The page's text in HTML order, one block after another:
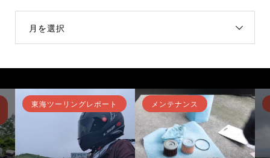
月を選択
東海ツーリングレポート メンテナンス